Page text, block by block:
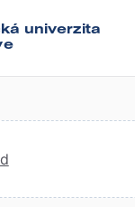
univerzita